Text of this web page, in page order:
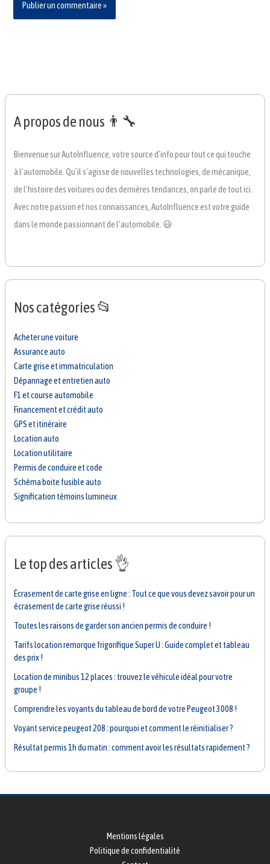
A propos de nous 👨‍🔧
Bienvenue sur AutoInfluence, votre source d’info pour tout ce qui touche
à l’automobile. Qu’il s’agisse de nouvelles technologies, de mécanique,
de l’histoire des voitures ou des dernières tendances, on parle de tout ici.
Avec notre passion et nos connaissances, AutoInfluence est votre guide
dans le monde passionnant de l’automobile. 😃
Nos catégories 📂
Acheter une voiture
Assurance auto
Carte grise et immatriculation
Dépannage et entretien auto
F1 et course automobile
Financement et crédit auto
GPS et itinéraire
Location auto
Location utilitaire
Permis de conduire et code
Schéma boite fusible auto
Signification témoins lumineux
Le top des articles 👌
Écrasement de carte grise en ligne : Tout ce que vous devez savoir pour un
écrasement de carte grise réussi !
Toutes les raisons de garder son ancien permis de conduire !
Tarifs location remorque frigorifique Super U : Guide complet et tableau
des prix !
Location de minibus 12 places : trouvez le véhicule idéal pour votre
groupe !
Comprendre les voyants du tableau de bord de votre Peugeot 3008 !
Voyant service peugeot 208 : pourquoi et comment le réinitialiser ?
Résultat permis 1h du matin : comment avoir les résultats rapidement ?
Mentions légales
Politique de confidentialité